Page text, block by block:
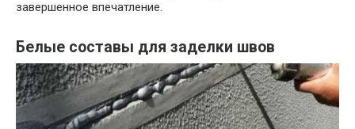
завершенное впечатление.
Белые составы для заделки швов